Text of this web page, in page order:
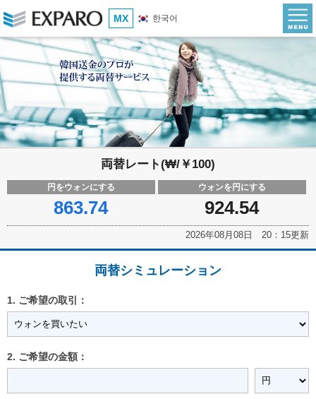
MX 한국어
両替レート(₩/￥100)
円をウォンにする
863.74
ウォンを円にする
924.54
2026年08月08日 20：15更新
両替シミュレーション
1. ご希望の取引：
2. ご希望の金額：